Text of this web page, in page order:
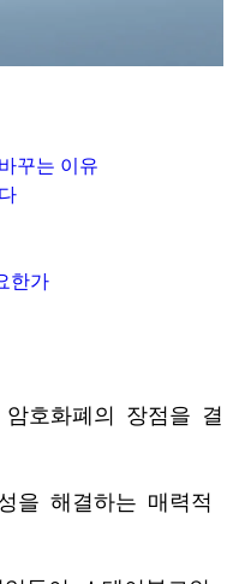
꾸는 이유
한가
호화폐의 장점을 결
을 해결하는 매력적